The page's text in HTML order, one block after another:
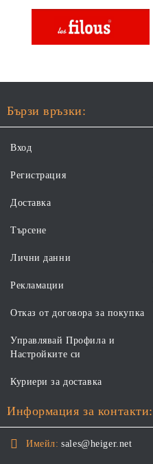
Бързи връзки:
Вход
Регистрация
Доставка
Търсене
Лични данни
Рекламации
Отказ от договора за покупка
Управлявай Профила и
Настройките си
Куриери за доставка
Информация за контакти:
Имейл: sales@heiger.net